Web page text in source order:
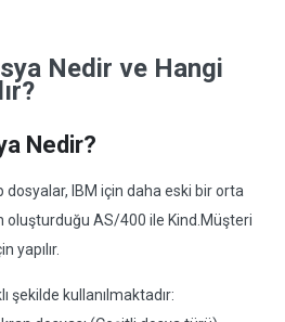
Nedir ve Hangi
Nedir?
dosyalar, IBM için daha eski bir orta
oluşturduğu AS/400 ile Kind.Müşteri
yapılır.
şekilde kullanılmaktadır: